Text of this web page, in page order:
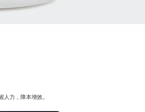
力，降本增效。